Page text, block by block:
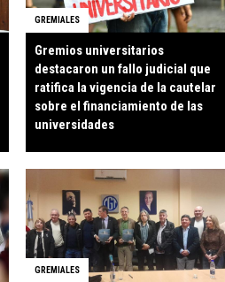
GREMIALES
Gremios universitarios
destacaron un fallo judicial que
ratifica la vigencia de la cautelar
sobre el financiamiento de las
universidades
GREMIALES